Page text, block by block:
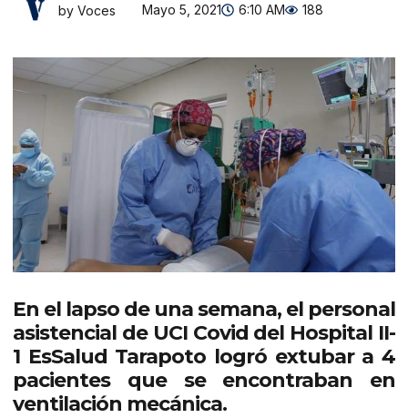
by Voces Mayo 5, 2021 6:10 AM 188
En el lapso de una semana, el personal
asistencial de UCI Covid del Hospital II-
1 EsSalud Tarapoto logró extubar a 4
pacientes que se encontraban en
ventilación mecánica.